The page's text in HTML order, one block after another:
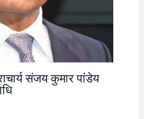
संजय कुमार पांडेय